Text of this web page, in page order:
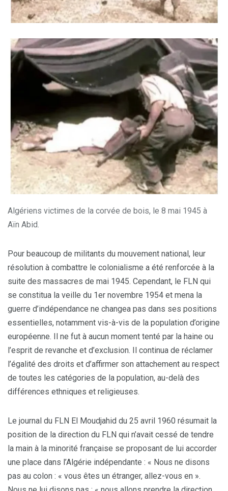
Algériens victimes de la corvée de bois, le 8 mai 1945 à
Aïn Abid.
Pour beaucoup de militants du mouvement national, leur
résolution à combattre le colonialisme a été renforcée à la
suite des massacres de mai 1945. Cependant, le FLN qui
se constitua la veille du 1er novembre 1954 et mena la
guerre d’indépendance ne changea pas dans ses positions
essentielles, notamment vis-à-vis de la population d’origine
européenne. Il ne fut à aucun moment tenté par la haine ou
l’esprit de revanche et d’exclusion. Il continua de réclamer
l’égalité des droits et d’affirmer son attachement au respect
de toutes les catégories de la population, au-delà des
différences ethniques et religieuses.
Le journal du FLN El Moudjahid du 25 avril 1960 résumait la
position de la direction du FLN qui n’avait cessé de tendre
la main à la minorité française se proposant de lui accorder
une place dans l’Algérie indépendante : « Nous ne disons
pas au colon : « vous êtes un étranger, allez-vous en ».